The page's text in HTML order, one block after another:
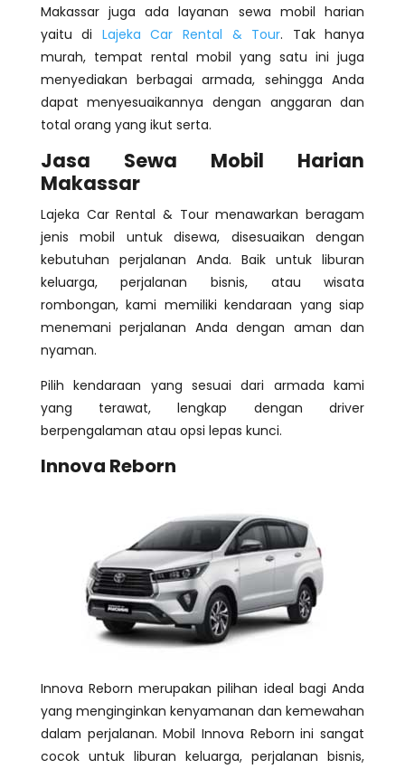
Makassar juga ada layanan sewa mobil harian
yaitu di Lajeka Car Rental & Tour. Tak hanya
murah, tempat rental mobil yang satu ini juga
menyediakan berbagai armada, sehingga Anda
dapat menyesuaikannya dengan anggaran dan
total orang yang ikut serta.
Jasa Sewa Mobil Harian
Makassar
Lajeka Car Rental & Tour menawarkan beragam
jenis mobil untuk disewa, disesuaikan dengan
kebutuhan perjalanan Anda. Baik untuk liburan
keluarga, perjalanan bisnis, atau wisata
rombongan, kami memiliki kendaraan yang siap
menemani perjalanan Anda dengan aman dan
nyaman.
Pilih kendaraan yang sesuai dari armada kami
yang terawat, lengkap dengan driver
berpengalaman atau opsi lepas kunci.
Innova Reborn
Innova Reborn merupakan pilihan ideal bagi Anda
yang menginginkan kenyamanan dan kemewahan
dalam perjalanan. Mobil Innova Reborn ini sangat
cocok untuk liburan keluarga, perjalanan bisnis,